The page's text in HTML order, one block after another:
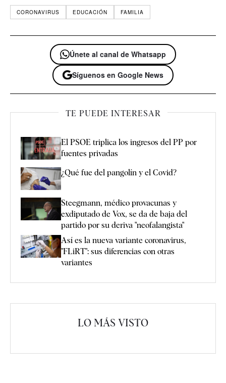
CORONAVIRUS EDUCACIÓN FAMILIA
Únete al canal de Whatsapp
Síguenos en Google News
TE PUEDE INTERESAR
El PSOE triplica los ingresos del PP por
fuentes privadas
¿Qué fue del pangolín y el Covid?
Steegmann, médico provacunas y
exdiputado de Vox, se da de baja del
partido por su deriva "neofalangista"
Así es la nueva variante coronavirus,
"FLiRT": sus diferencias con otras
variantes
LO MÁS VISTO